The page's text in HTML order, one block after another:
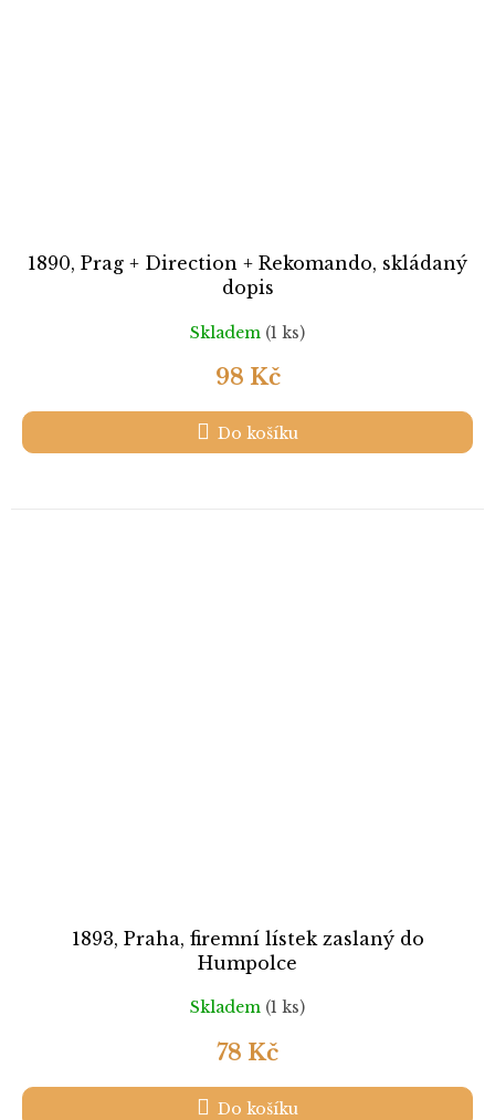
1890, Prag + Direction + Rekomando, skládaný
dopis
Skladem (1 ks)
98 Kč
Do košíku
1893, Praha, firemní lístek zaslaný do
Humpolce
Skladem (1 ks)
78 Kč
Do košíku